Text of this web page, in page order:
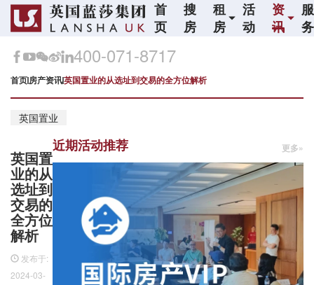
首
页
搜
房
租
房
活
动
资
讯
服
务
400-071-8717
首页房产资讯英国置业的从选址到交易的全方位解析
英国置业
英国置
业的从
选址到
交易的
全方位
解析
发布于:
2024-03-
近期活动推荐 更多»